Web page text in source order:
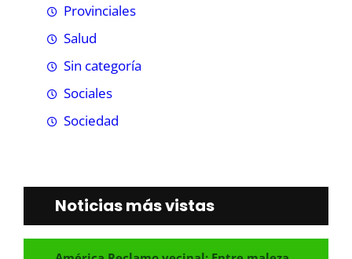
Provinciales
Salud
Sin categoría
Sociales
Sociedad
Noticias más vistas